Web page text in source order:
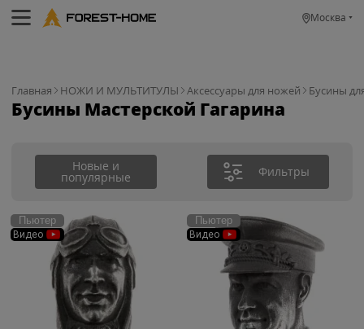
Москва
Главная НОЖИ И МУЛЬТИТУЛЫ Аксессуары для ножей Бусины
Бусины Мастерской Гагарина
Новые и
популярные Фильтры
Пьютер
Видео
Пьютер
Видео